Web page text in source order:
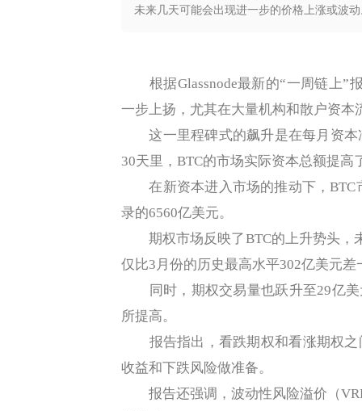
未来几天可能会出现进一步的价格上涨或波
根据Glassnode最新的“一周链上”
一步上扬，尤其在大量机构和散户资
这一里程碑式的飙升是在每月资本
30天里，BTC的市场实际资本总额提高
在新资本进入市场的推动下，BTC
录的6560亿美元。
期权市场反映了BTC的上升势头，
仅比3月份的历史最高水平302亿美元差
同时，期权交易量也跃升至29亿美
所提高。
报告指出，看跌期权和看涨期权之
收益和下跌风险做准备。
报告还强调，波动性风险溢价（